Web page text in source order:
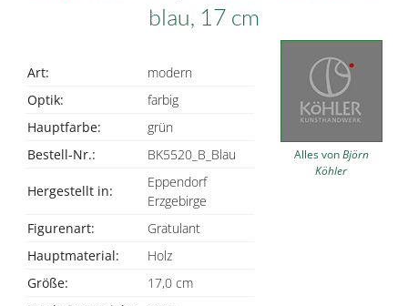
blau, 17 cm
Art:
modern
Optik:
farbig
Hauptfarbe:
grün
Bestell-Nr.:
BK5520_B_Blau
Hergestellt in:
Eppendorf
Erzgebirge
Figurenart:
Gratulant
Hauptmaterial:
Holz
Größe:
17,0 cm
Alles vonBjörn
Köhler